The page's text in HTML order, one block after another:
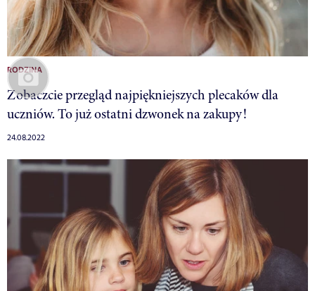
RODZINA
Zobaczcie przegląd najpiękniejszych plecaków dla
uczniów. To już ostatni dzwonek na zakupy!
24.08.2022